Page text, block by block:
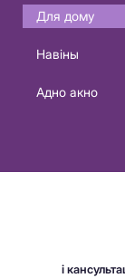
навигация
Для дому
Навіны
Адно акно
і